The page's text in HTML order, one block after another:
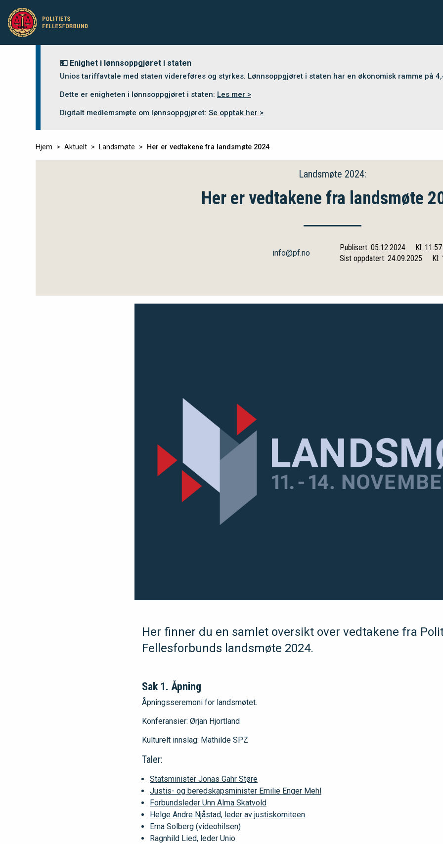
💵 Enighet i lønnsoppgjøret i staten
Unios tariffavtale med staten videreføres og styrkes. Lønnsoppgjøret i staten har en økonomisk ramme på
Dette er enigheten i lønnsoppgjøret i staten: Les mer >
Digitalt medlemsmøte om lønnsoppgjøret: Se opptak her >
Hjem Aktuelt Landsmøte Her er vedtakene fra landsmøte 2024
Landsmøte 2024:
Her er vedtakene fra landsmøte
info@pf.no
Publisert: 05.12.2024
Kl: 11:57
Sist oppdatert: 24.09.2025
Kl:
Her finner du en samlet oversikt over vedtakene fra
Fellesforbunds landsmøte 2024.
Sak 1. Åpning
Åpningsseremoni for landsmøtet.
Konferansier: Ørjan Hjortland
Kulturelt innslag: Mathilde SPZ
Taler:
Statsminister Jonas Gahr Støre
Justis- og beredskapsminister Emilie Enger Mehl
Forbundsleder Unn Alma Skatvold
Helge Andre Njåstad, leder av justiskomiteen
Erna Solberg (videohilsen)
Ragnhild Lied, leder Unio